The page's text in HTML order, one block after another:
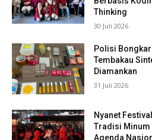
Thinking
30 Juli 2026
Polisi
Tembakau
Diamankan
31 Juli 2026
Nyanet
Tradisi Minum
Agenda